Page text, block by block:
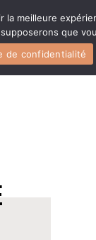
la meilleure
que
de confidentialité